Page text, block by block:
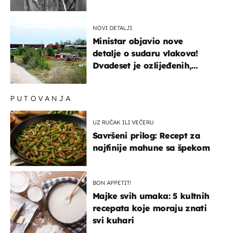
NOVI DETALJI
Ministar objavio nove
detalje o sudaru vlakova!
Dvadeset je ozlijeđenih,
PUTOVANJA
UZ RUČAK ILI VEČERU
Savršeni prilog: Recept za
najfinije mahune sa špekom
BON APPETIT!
Majke svih umaka: 5 kultnih
recepata koje moraju znati
svi kuhari